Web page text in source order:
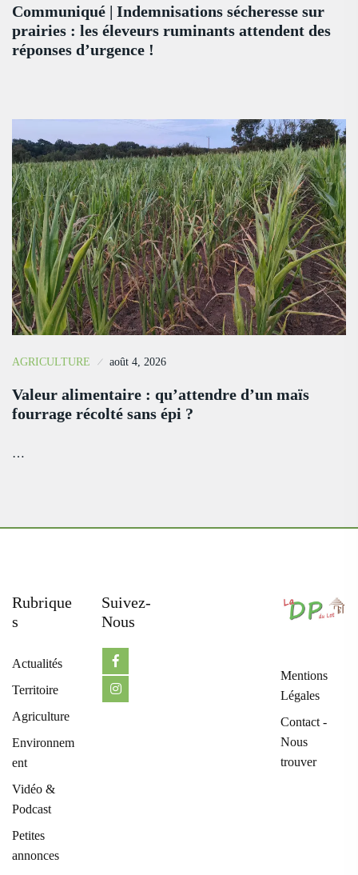
Communiqué | Indemnisations sécheresse sur
prairies : les éleveurs ruminants attendent des
réponses d’urgence !
AGRICULTURE août 4, 2026
Valeur alimentaire : qu’attendre d’un maïs
fourrage récolté sans épi ?
…
Rubrique
S
Actualités
Territoire
Agriculture
Environnem
ent
Vidéo &
Podcast
Petites
annonces
Suivez-
Nous
Mentions
Légales
Contact -
Nous
trouver